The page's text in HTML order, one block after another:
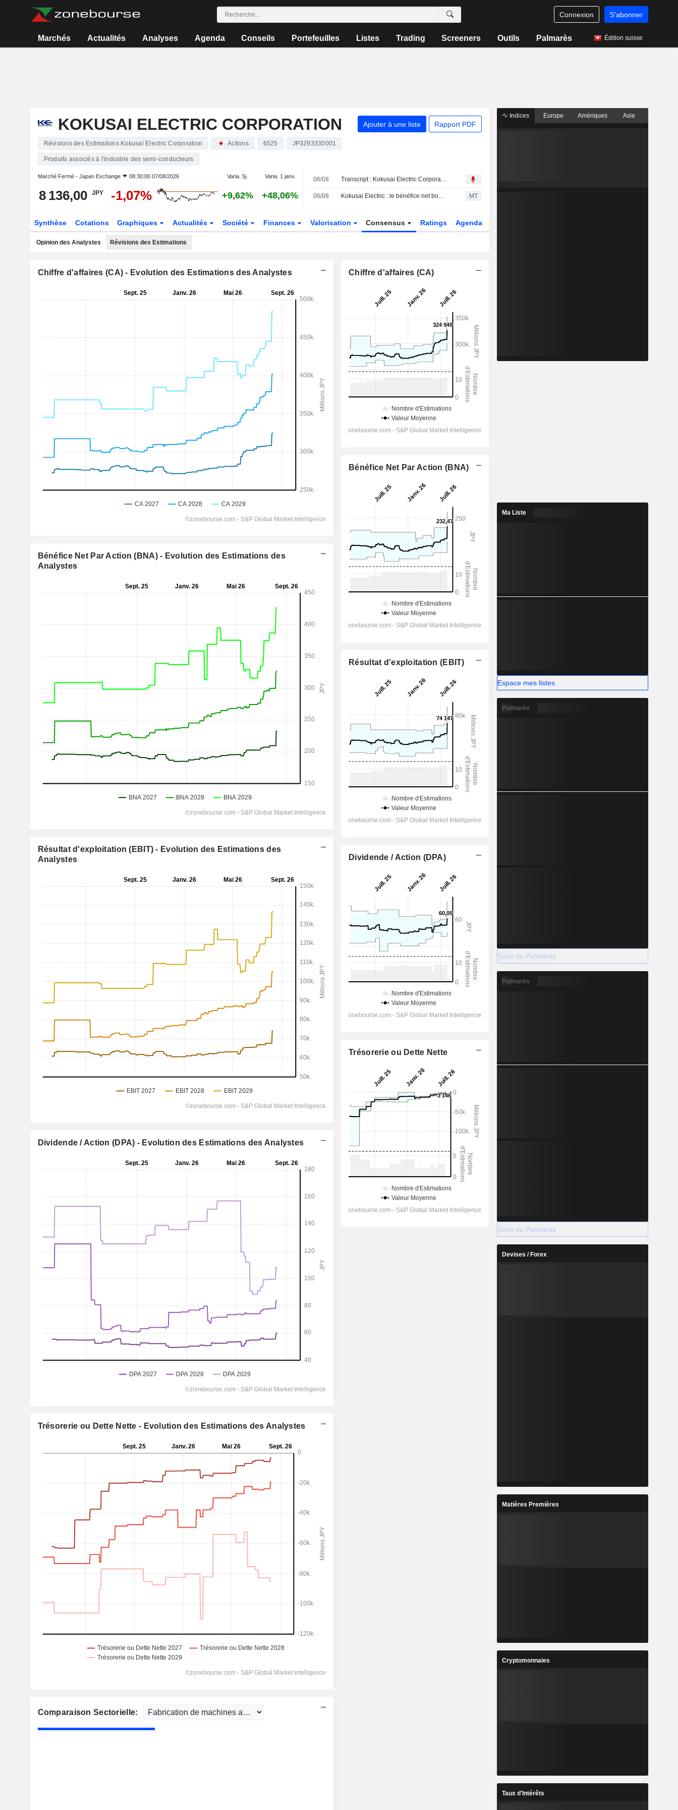
Connexion S'abonner
Marchés Actualités Analyses Agenda Conseils Portefeuilles Listes Trading Screeners Outils Palmarès Édition suisse
KOKUSAI ELECTRIC CORPORATION Ajouter à une liste Rapport PDF
Révisions des Estimations Kokusai Electric Corporation Actions 6525 JP3293330001
Produits associés à l'industrie des semi-conducteurs
Marché Fermé - Japan Exchange 08:30:00 07/08/2026 Varia. 5j. Varia. 1 janv.
8 136,00 JPY -1,07% +9,62% +48,06%
06/08 Transcript : Kokusai Electric Corporation, Q1 2027 Earnings Call, Aug 06, 2026
06/08 Kokusai Electric : le bénéfice net bondit de 71 % au premier trimestre fiscal MT
Synthèse Cotations Graphiques Actualités Société Finances Valorisation Consensus Ratings Agenda
Opinion des Analystes Révisions des Estimations
Chiffre d'affaires (CA) - Evolution des Estimations des Analystes
Bénéfice Net Par Action (BNA) - Evolution des Estimations des
Analystes
Résultat d'exploitation (EBIT) - Evolution des Estimations des
Analystes
Dividende / Action (DPA) - Evolution des Estimations des Analystes
Trésorerie ou Dette Nette - Evolution des Estimations des Analystes
Comparaison Sectorielle:
Chiffre d'affaires (CA)
Bénéfice Net Par Action (BNA)
Résultat d'exploitation (EBIT)
Dividende / Action (DPA)
Trésorerie ou Dette Nette
Indices Europe Amériques Asie
Ma Liste
Espace mes listes
Palmarès
Suite du Palmarès
Palmarès
Suite du Palmarès
Devises / Forex
Matières Premières
Cryptomonnaies
Taux d'Intérêts